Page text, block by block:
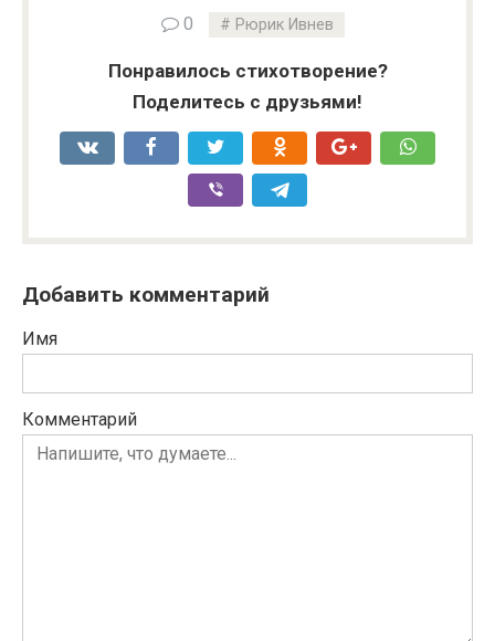
0 Рюрик Ивнев
Понравилось стихотворение?
Поделитесь с друзьями!
Добавить комментарий
Имя
Комментарий